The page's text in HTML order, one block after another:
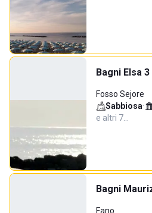
Bagni Elsa 3
Fosso Sejore
Sabbiosa·
e altri 7…
Bagni
Fano